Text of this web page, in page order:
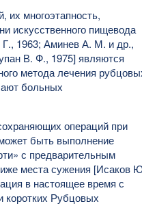
их многоэтапность,
искусственного пищевода
1963; Аминев А. М. и др.,
В. Ф., 1975] являются
метода лечения
больных
операций при
быть выполнение
с предварительным
места сужения [Исаков
в настоящее время с
коротких Рубцовых